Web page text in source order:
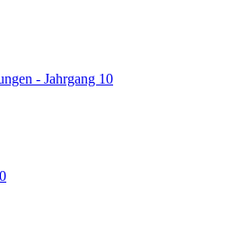
- Jahrgang 10